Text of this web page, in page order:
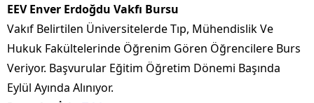
EEV Enver Erdoğdu Vakfı Bursu
Vakıf Belirtilen Üniversitelerde Tıp, Mühendislik Ve
Hukuk Fakültelerinde Öğrenim Gören Öğrencilere Burs
Veriyor. Başvurular Eğitim Öğretim Dönemi Başında
Eylül Ayında Alınıyor.